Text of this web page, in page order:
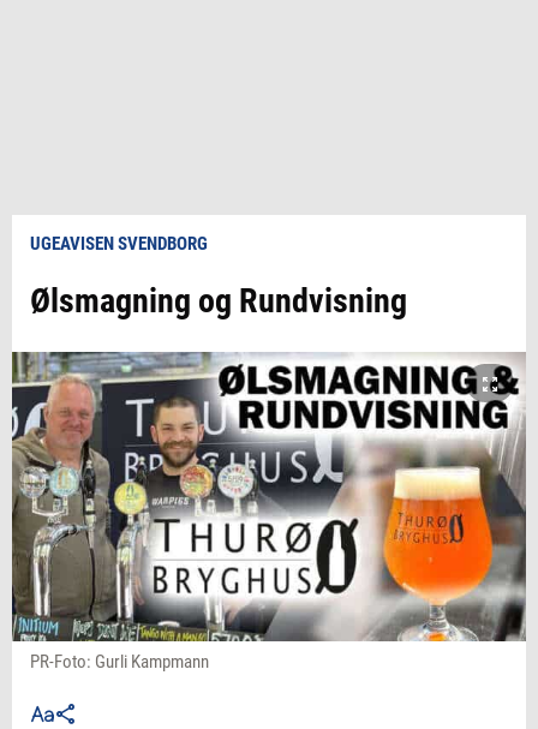
UGEAVISEN SVENDBORG
Ølsmagning og Rundvisning
PR-Foto: Gurli Kampmann